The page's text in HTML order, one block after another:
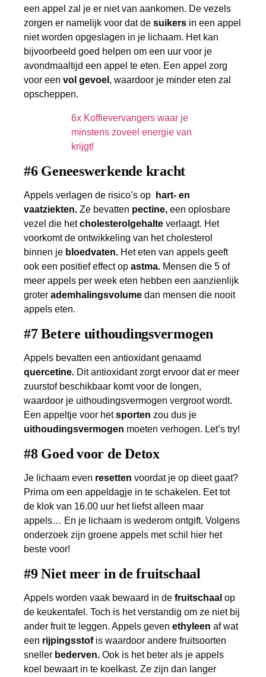
een appel zal je er niet van aankomen. De vezels
zorgen er namelijk voor dat de suikers in een appel
niet worden opgeslagen in je lichaam. Het kan
bijvoorbeeld goed helpen om een uur voor je
avondmaaltijd een appel te eten. Een appel zorg
voor een vol gevoel , waardoor je minder eten zal
opscheppen.
6x Koffievervangers waar je
minstens zoveel energie van
krijgt!
#6 Geneeswerkende kracht
Appels verlagen de risico’s op
hart- en
vaatziekten. Ze bevatten pectine, een oplosbare
vezel die hetcholesterolgehalte verlaagt. Het
voorkomt de ontwikkeling van het cholesterol
binnen je bloedvaten. Het eten van appels geeft
ook een positief effect op astma. Mensen die 5 of
meer appels per week eten hebben een aanzienlijk
groter ademhalingsvolume dan mensen die nooit
appels eten.
#7 Betere uithoudingsvermogen
Appels bevatten een antioxidant genaamd
quercetine. Dit antioxidant zorgt ervoor dat er meer
zuurstof beschikbaar komt voor de longen,
waardoor je uithoudingsvermogen vergroot wordt.
Een appeltje voor hetsporten zou dus je
uithoudingsvermogen moeten verhogen. Let’s try!
#8 Goed voor de Detox
Je lichaam even resetten voordat je op dieet gaat?
Prima om een appeldagje in te schakelen. Eet tot
de klok van 16.00 uur het liefst alleen maar
appels… En je lichaam is wederom ontgift. Volgens
onderzoek zijn groene appels met schil hier het
beste voor!
#9 Niet meer in de fruitschaal
Appels worden vaak bewaard in de fruitschaal op
de keukentafel. Toch is het verstandig om ze niet bij
ander fruit te leggen. Appels geven ethyleen af wat
een rijpingsstofis waardoor andere fruitsoorten
sneller bederven. Ook is het beter als je appels
koel bewaart in te koelkast. Ze zijn dan langer